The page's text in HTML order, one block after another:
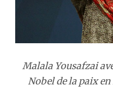
Malala Yousafzai
Nobel de la paix